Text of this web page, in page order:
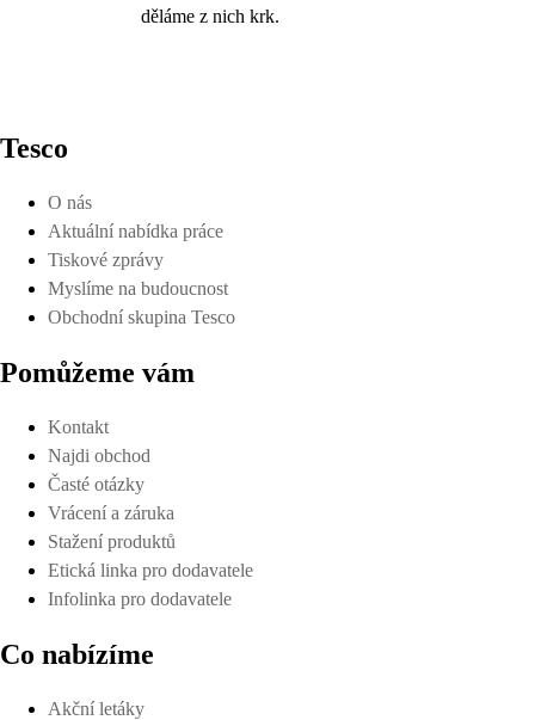
děláme z nich krk.
Tesco
O nás
Aktuální nabídka práce
Tiskové zprávy
Myslíme na budoucnost
Obchodní skupina Tesco
Pomůžeme vám
Kontakt
Najdi obchod
Časté otázky
Vrácení a záruka
Stažení produktů
Etická linka pro dodavatele
Infolinka pro dodavatele
Co nabízíme
Akční letáky